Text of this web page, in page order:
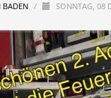
BADEN / SONNTAG, 08